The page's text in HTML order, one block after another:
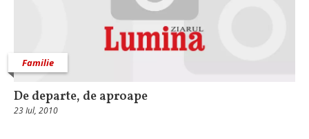
Familie
De departe, de aproape
23 Iul, 2010